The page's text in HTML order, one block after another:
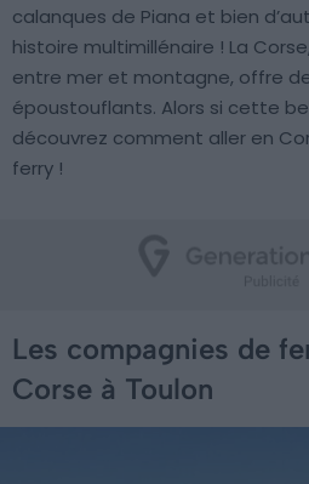
calanques de Piana et bien
histoire multimillénaire ! La
entre mer et montagne, offre
époustouflants. Alors si cette
découvrez comment aller en
ferry !
Les compagnies de
Corse à Toulon